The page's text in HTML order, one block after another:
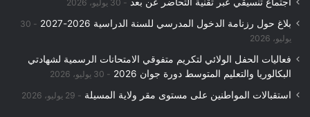
30 يوليو، 2026
بلاغ حول رزنامة الدخول المدرسي للسنة الدراسية 2026-2027
30
يوليو، 2026
فعاليات الحفل الولائي لتكريم متفوقي الامتحانات الرسمية لشهادتي
البكالوريا والتعليم المتوسط دورة جوان 2026
30 يوليو، 2026
استقبالات المواطنين على مستوى مقر ولاية المسيلة 29 يوليو، 2026